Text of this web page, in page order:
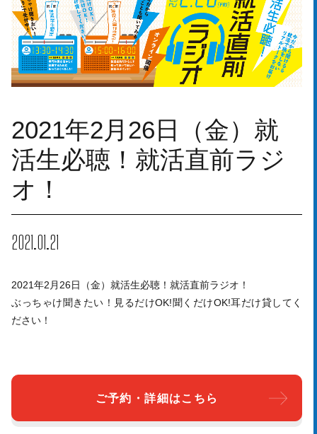
2021年2月26日（金）就
活生必聴！就活直前ラジ
オ！
2021.01.21
2021年2月26日（金）就活生必聴！就活直前ラジオ！
ぶっちゃけ聞きたい！見るだけOK!聞くだけOK!耳だけ貸してく
ださい！
ご予約・詳細はこちら